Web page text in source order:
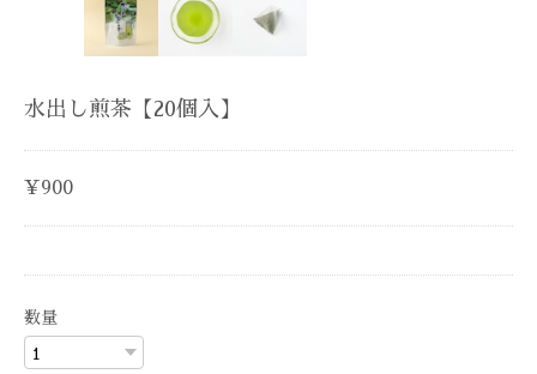
水出し煎茶【20個入】
¥900
数量